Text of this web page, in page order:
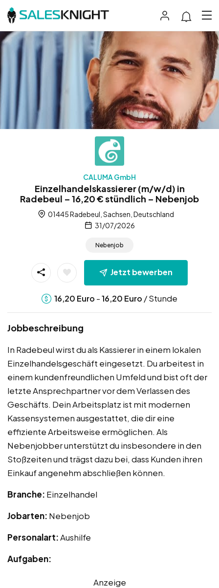
CALUMA GmbH
Einzelhandelskassierer (m/w/d) in
Radebeul – 16,20 € stündlich – Nebenjob
01445 Radebeul, Sachsen, Deutschland
31/07/2026
Nebenjob
Jetzt bewerben
16,20 Euro -16,20 Euro / Stunde
Jobbeschreibung
In Radebeul wirst du als Kassierer in einem lokalen
Einzelhandelsgeschäft eingesetzt. Du arbeitest in
einem kundenfreundlichen Umfeld und bist oft der
letzte Ansprechpartner vor dem Verlassen des
Geschäfts. Dein Arbeitsplatz ist mit modernen
Kassensystemen ausgestattet, die dir eine
effiziente Arbeitsweise ermöglichen. Als
Nebenjobber unterstützt du insbesondere in den
Stoßzeiten und trägst dazu bei, dass Kunden ihren
Einkauf angenehm abschließen können.
Branche: Einzelhandel
Jobarten: Nebenjob
Personalart:Aushilfe
Aufgaben:
Anzeige